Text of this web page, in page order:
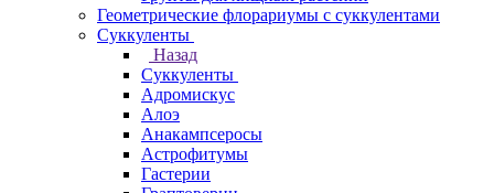
Геометрические флорариумы с суккулентами
Суккуленты
Назад
Суккуленты
Адромискус
Алоэ
Анакампсеросы
Астрофитумы
Гастерии